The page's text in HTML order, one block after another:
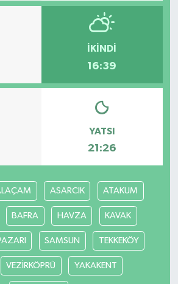
İKINDI
16:39
YATSI
21:26
ASARCIK ATAKUM
BAFRA HAVZA KAVAK
SAMSUN TEKKEKÖY
VEZİRKÖPRÜ YAKAKENT